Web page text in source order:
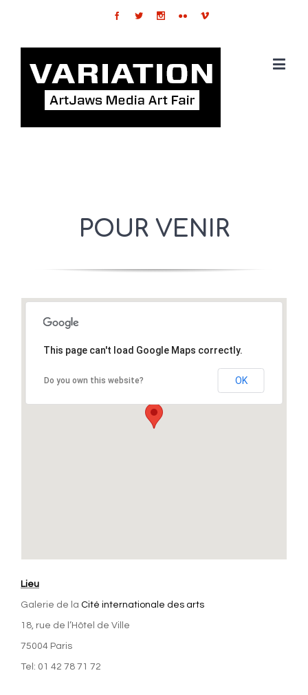
POUR VENIR
This page can't load Google Maps correctly.
Do you own this website? OK
Lieu
Galerie de la Cité internationale des arts
18, rue de l’Hôtel de Ville
75004 Paris
Tel: 01 42 78 71 72